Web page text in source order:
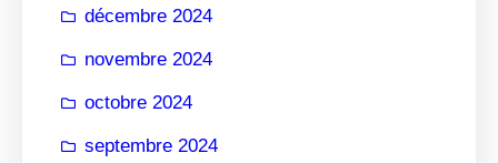
décembre 2024
novembre 2024
octobre 2024
septembre 2024